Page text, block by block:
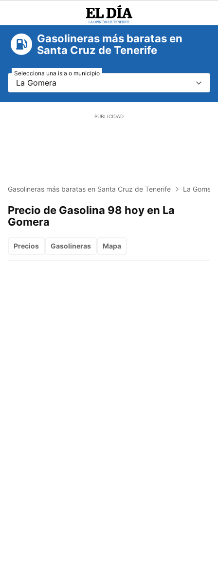
Día
Gasolineras más baratas en
Santa Cruz de Tenerife
La Gomera
Selecciona una isla o municipio
Gasolineras más baratas en Santa Cruz de Tenerife La Gomera
Precio de Gasolina 98 hoy en La
Gomera
Precios Gasolineras Mapa